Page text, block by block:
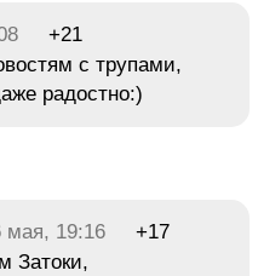
+21
с трупами,
радостно:)
мая, 19:16
+17
Затоки,